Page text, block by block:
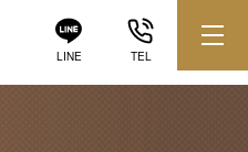
LINE TEL